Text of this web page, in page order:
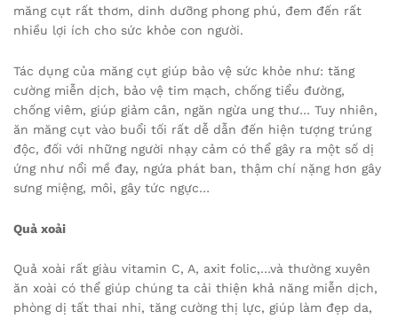
măng cụt rất thơm, dinh dưỡng phong phú, đem đến rất
nhiều lợi ích cho sức khỏe con người.
Tác dụng của măng cụt giúp bảo vệ sức khỏe như: tăng
cường miễn dịch, bảo vệ tim mạch, chống tiểu đường,
chống viêm, giúp giảm cân, ngăn ngừa ung thư… Tuy nhiên,
ăn măng cụt vào buổi tối rất dễ dẫn đến hiện tượng trúng
độc, đối với những người nhạy cảm có thể gây ra một số dị
ứng như nổi mề đay, ngứa phát ban, thậm chí nặng hơn gây
sưng miệng, môi, gây tức ngực…
Quả xoải
Quả xoài rất giàu vitamin C, A, axit folic,…và thường xuyên
ăn xoài có thể giúp chúng ta cải thiện khả năng miễn dịch,
phòng dị tất thai nhi, tăng cường thị lực, giúp làm đẹp da,